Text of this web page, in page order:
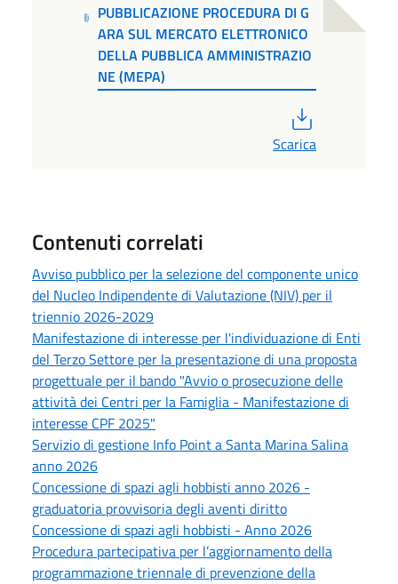
PUBBLICAZIONE PROCEDURA DI G
ARA SUL MERCATO ELETTRONICO
DELLA PUBBLICA AMMINISTRAZIO
NE (MEPA)
Scarica
Contenuti correlati
Avviso pubblico per la selezione del componente unico
del Nucleo Indipendente di Valutazione (NIV) per il
triennio 2026-2029
Manifestazione di interesse per l'individuazione di Enti
del Terzo Settore per la presentazione di una proposta
progettuale per il bando "Avvio o prosecuzione delle
attività dei Centri per la Famiglia - Manifestazione di
interesse CPF 2025"
Servizio di gestione Info Point a Santa Marina Salina
anno 2026
Concessione di spazi agli hobbisti anno 2026 -
graduatoria provvisoria degli aventi diritto
Concessione di spazi agli hobbisti - Anno 2026
Procedura partecipativa per l’aggiornamento della
programmazione triennale di prevenzione della